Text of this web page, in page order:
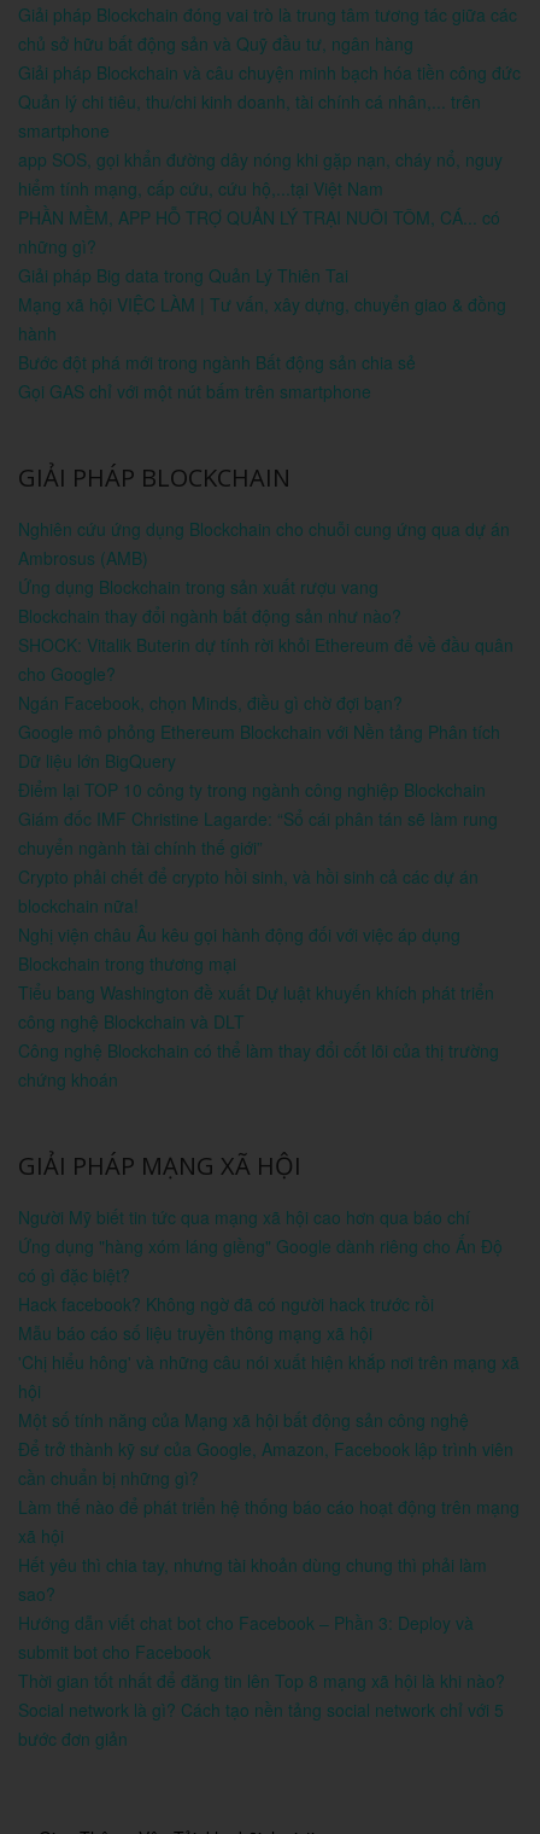
Giải pháp Blockchain đóng vai trò là trung tâm tương tác giữa các
chủ sở hữu bất động sản và Quỹ đầu tư, ngân hàng
Giải pháp Blockchain và câu chuyện minh bạch hóa tiền công đức
Quản lý chi tiêu, thu/chi kinh doanh, tài chính cá nhân,... trên
smartphone
app SOS, gọi khẩn đường dây nóng khi gặp nạn, cháy nổ, nguy
hiểm tính mạng, cấp cứu, cứu hộ,...tại Việt Nam
PHẦN MỀM, APP HỖ TRỢ QUẢN LÝ TRẠI NUÔI TÔM, CÁ... có
những gì?
Giải pháp Big data trong Quản Lý Thiên Tai
Mạng xã hội VIỆC LÀM | Tư vấn, xây dựng, chuyển giao & đồng
hành
Bước đột phá mới trong ngành Bất động sản chia sẻ
Gọi GAS chỉ với một nút bấm trên smartphone
GIẢI PHÁP BLOCKCHAIN
Nghiên cứu ứng dụng Blockchain cho chuỗi cung ứng qua dự án
Ambrosus (AMB)
Ứng dụng Blockchain trong sản xuất rượu vang
Blockchain thay đổi ngành bất động sản như nào?
SHOCK: Vitalik Buterin dự tính rời khỏi Ethereum để về đầu quân
cho Google?
Ngán Facebook, chọn Minds, điều gì chờ đợi bạn?
Google mô phỏng Ethereum Blockchain với Nền tảng Phân tích
Dữ liệu lớn BigQuery
Điểm lại TOP 10 công ty trong ngành công nghiệp Blockchain
Giám đốc IMF Christine Lagarde: “Sổ cái phân tán sẽ làm rung
chuyển ngành tài chính thế giới”
Crypto phải chết để crypto hồi sinh, và hồi sinh cả các dự án
blockchain nữa!
Nghị viện châu Âu kêu gọi hành động đối với việc áp dụng
Blockchain trong thương mại
Tiểu bang Washington đề xuất Dự luật khuyến khích phát triển
công nghệ Blockchain và DLT
Công nghệ Blockchain có thể làm thay đổi cốt lõi của thị trường
chứng khoán
GIẢI PHÁP MẠNG XÃ HỘI
Người Mỹ biết tin tức qua mạng xã hội cao hơn qua báo chí
Ứng dụng "hàng xóm láng giềng" Google dành riêng cho Ấn Độ
có gì đặc biệt?
Hack facebook? Không ngờ đã có người hack trước rồi
Mẫu báo cáo số liệu truyền thông mạng xã hội
'Chị hiểu hông' và những câu nói xuất hiện khắp nơi trên mạng xã
hội
Một số tính năng của Mạng xã hội bất động sản công nghệ
Để trở thành kỹ sư của Google, Amazon, Facebook lập trình viên
cần chuẩn bị những gì?
Làm thế nào để phát triển hệ thống báo cáo hoạt động trên mạng
xã hội
Hết yêu thì chia tay, nhưng tài khoản dùng chung thì phải làm
sao?
Hướng dẫn viết chat bot cho Facebook – Phần 3: Deploy và
submit bot cho Facebook
Thời gian tốt nhất để đăng tin lên Top 8 mạng xã hội là khi nào?
Social network là gì? Cách tạo nền tảng social network chỉ với 5
bước đơn giản